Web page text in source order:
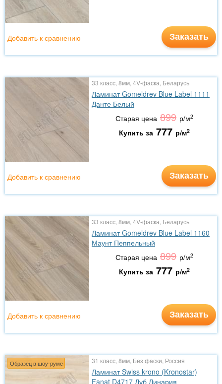
Заказать
Добавить к сравнению
33 класс, 8мм, 4V-фаска, Беларусь
Ламинат Gomeldrev Blue Label 1111
Данте Белый
Старая цена 899 р/м2
Купить за 777 р/м2
Заказать
Добавить к сравнению
33 класс, 8мм, 4V-фаска, Беларусь
Ламинат Gomeldrev Blue Label 1160
Маунт Пеппельный
Старая цена 899 р/м2
Купить за 777 р/м2
Заказать
Добавить к сравнению
Образец в шоу-руме 31 класс, 8мм, Без фаски, Россия
Ламинат Swiss krono (Kronostar)
Fanat D4717 Дуб Линария